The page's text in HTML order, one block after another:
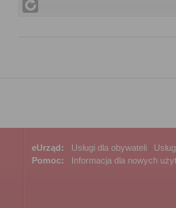
eUrząd: Usługi dla obywateli
Pomoc:
Informacja dla nowych